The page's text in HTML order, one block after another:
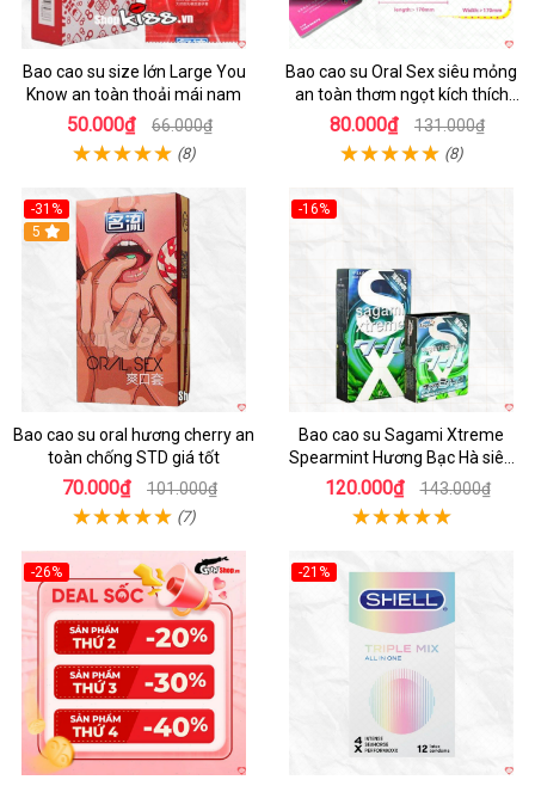
Bao cao su size lớn Large You
Know an toàn thoải mái nam
50.000₫ 66.000₫
(8)
Bao cao su Oral Sex siêu mỏng
an toàn thơm ngọt kích thích
mua ngay
80.000₫ 131.000₫
(8)
-31%
Hot
5
Bao cao su oral hương cherry an
toàn chống STD giá tốt
70.000₫ 101.000₫
(7)
-16%
Bao cao su Sagami Xtreme
Spearmint Hương Bạc Hà siêu
mỏng, kéo dài thời gian - Hộp 10
cái
120.000₫ 143.000₫
-26%
Hot
-21%